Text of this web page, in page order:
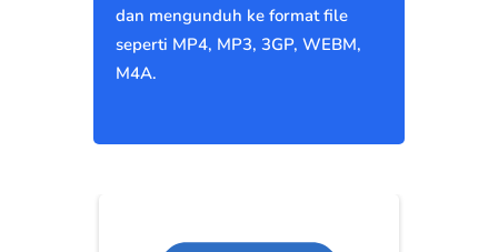
dan mengunduh ke format file
seperti MP4, MP3, 3GP, WEBM,
M4A.